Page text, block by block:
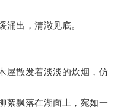
出，清澈见底。
散发着淡淡的炊烟，仿
飘落在湖面上，宛如一